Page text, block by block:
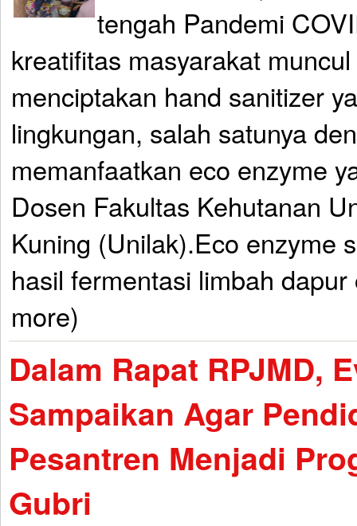
tengah Pandemi
kreatifitas masyarakat
menciptakan hand sanitizer
lingkungan, salah satunya
memanfaatkan eco enzyme
Dosen Fakultas Kehutanan
Kuning (Unilak).Eco enzyme
hasil fermentasi limbah
more)
Dalam Rapat RPJMD,
Sampaikan Agar
Pesantren Menjadi
Gubri